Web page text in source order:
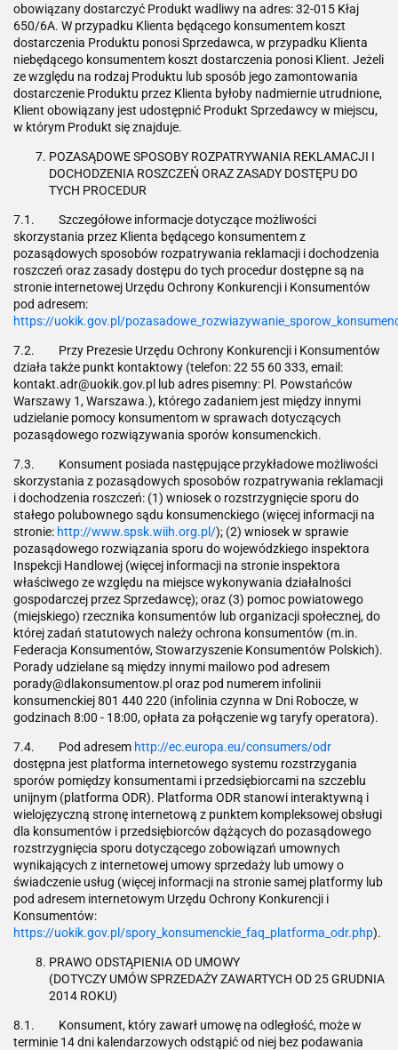
obowiązany dostarczyć Produkt wadliwy na adres: 32-015 Kłaj
650/6A. W przypadku Klienta będącego konsumentem koszt
dostarczenia Produktu ponosi Sprzedawca, w przypadku Klienta
niebędącego konsumentem koszt dostarczenia ponosi Klient. Jeżeli
ze względu na rodzaj Produktu lub sposób jego zamontowania
dostarczenie Produktu przez Klienta byłoby nadmiernie utrudnione,
Klient obowiązany jest udostępnić Produkt Sprzedawcy w miejscu,
w którym Produkt się znajduje.
POZASĄDOWE SPOSOBY ROZPATRYWANIA REKLAMACJI I
DOCHODZENIA ROSZCZEŃ ORAZ ZASADY DOSTĘPU DO
TYCH PROCEDUR
7.1. Szczegółowe informacje dotyczące możliwości
skorzystania przez Klienta będącego konsumentem z
pozasądowych sposobów rozpatrywania reklamacji i dochodzenia
roszczeń oraz zasady dostępu do tych procedur dostępne są na
stronie internetowej Urzędu Ochrony Konkurencji i Konsumentów
pod adresem:
https://uokik.gov.pl/
7.2. Przy Prezesie Urzędu Ochrony Konkurencji i Konsumentów
działa także punkt kontaktowy (telefon: 22 55 60 333, email:
kontakt.adr@uokik.gov.pl lub adres pisemny: Pl. Powstańców
Warszawy 1, Warszawa.), którego zadaniem jest między innymi
udzielanie pomocy konsumentom w sprawach dotyczących
pozasądowego rozwiązywania sporów konsumenckich.
7.3. Konsument posiada następujące przykładowe możliwości
skorzystania z pozasądowych sposobów rozpatrywania reklamacji
i dochodzenia roszczeń: (1) wniosek o rozstrzygnięcie sporu do
stałego polubownego sądu konsumenckiego (więcej informacji na
stronie: http://www.spsk.wiih.org.pl/); (2) wniosek w sprawie
pozasądowego rozwiązania sporu do wojewódzkiego inspektora
Inspekcji Handlowej (więcej informacji na stronie inspektora
właściwego ze względu na miejsce wykonywania działalności
gospodarczej przez Sprzedawcę); oraz (3) pomoc powiatowego
(miejskiego) rzecznika konsumentów lub organizacji społecznej, do
której zadań statutowych należy ochrona konsumentów (m.in.
Federacja Konsumentów, Stowarzyszenie Konsumentów Polskich).
Porady udzielane są między innymi mailowo pod adresem
porady@dlakonsumentow.pl oraz pod numerem infolinii
konsumenckiej 801 440 220 (infolinia czynna w Dni Robocze, w
godzinach 8:00 - 18:00, opłata za połączenie wg taryfy operatora).
7.4. Pod adresem http://ec.europa.eu/consumers/odr
dostępna jest platforma internetowego systemu rozstrzygania
sporów pomiędzy konsumentami i przedsiębiorcami na szczeblu
unijnym (platforma ODR). Platforma ODR stanowi interaktywną i
wielojęzyczną stronę internetową z punktem kompleksowej obsługi
dla konsumentów i przedsiębiorców dążących do pozasądowego
rozstrzygnięcia sporu dotyczącego zobowiązań umownych
wynikających z internetowej umowy sprzedaży lub umowy o
świadczenie usług (więcej informacji na stronie samej platformy lub
pod adresem internetowym Urzędu Ochrony Konkurencji i
Konsumentów:
https://uokik.gov.pl/spory_konsumenckie_faq_platforma_odr.php).
PRAWO ODSTĄPIENIA OD UMOWY
(DOTYCZY UMÓW SPRZEDAŻY ZAWARTYCH OD 25 GRUDNIA
2014 ROKU)
8.1. Konsument, który zawarł umowę na odległość, może w
terminie 14 dni kalendarzowych odstąpić od niej bez podawania